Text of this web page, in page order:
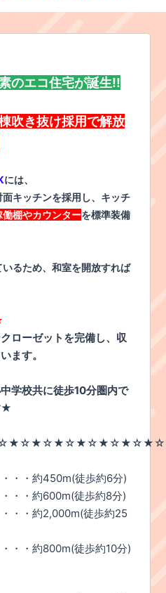
のエコ住宅が誕生!!
吹き抜け採用で解放
には、
キッチンを採用し、キッチ
働棚やカウンターを標準装備
るため、和室を開放すれば
ローゼットを完備し、収
ます。
学校共に徒歩10分圏内で
★
・・約450m(徒歩約6分)
・・約600m(徒歩約8分)
・・約2,000m(徒歩約25
・・約800m(徒歩約10分)